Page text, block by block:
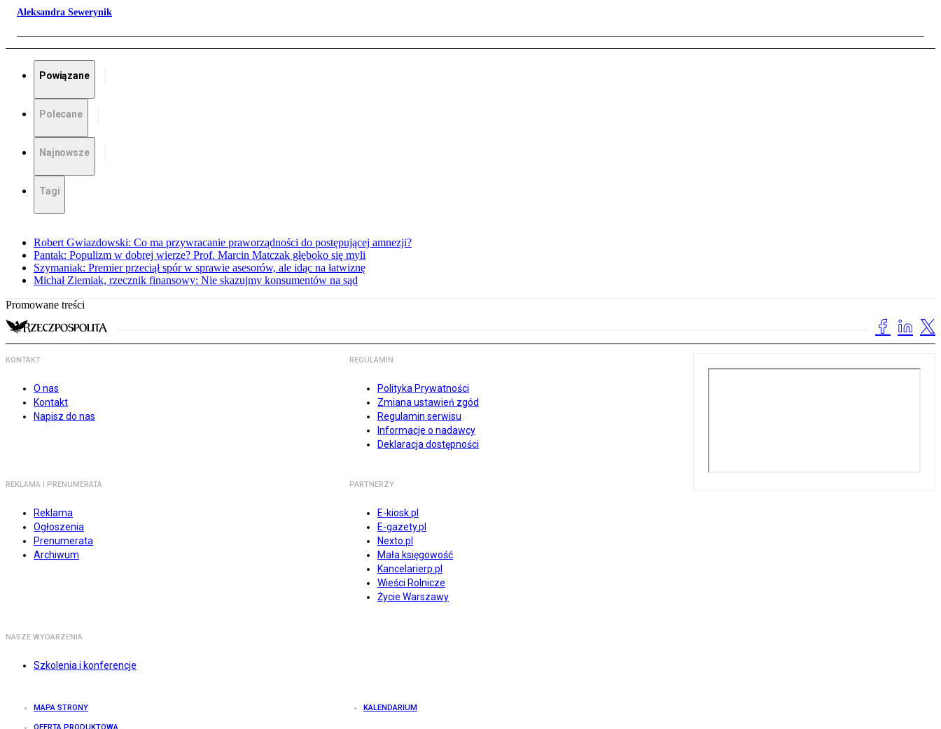
Aleksandra Sewerynik
Powiązane
Polecane
Najnowsze
Tagi
Robert Gwiazdowski: Co ma przywracanie praworządności do postępującej amnezji?
Pantak: Populizm w dobrej wierze? Prof. Marcin Matczak głęboko się myli
Szymaniak: Premier przeciął spór w sprawie asesorów, ale idąc na łatwiznę
Michał Ziemiak, rzecznik finansowy: Nie skazujmy konsumentów na sąd
Promowane treści
KONTAKT
O nas
Kontakt
Napisz do nas
REGULAMIN
Polityka Prywatności
Zmiana ustawień zgód
Regulamin serwisu
Informacje o nadawcy
Deklaracja dostępności
REKLAMA I PRENUMERATA
Reklama
Ogłoszenia
Prenumerata
Archiwum
PARTNERZY
E-kiosk.pl
E-gazety.pl
Nexto.pl
Mała księgowość
Kancelarierp.pl
Wieści Rolnicze
Życie Warszawy
NASZE WYDARZENIA
Szkolenia i konferencje
MAPA STRONY KALENDARIUM